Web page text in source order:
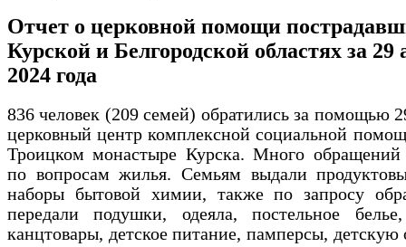
Отчет о церковной помощи
Курской и Белгородской областях за 29
2024 года
836 человек (209 семей) обратились за помощью
церковный центр комплексной социальной
Троицком монастыре Курска. Много обращений
по вопросам жилья. Семьям выдали
наборы бытовой химии, также по запросу
передали подушки, одеяла, постельное
канцтовары, детское питание, памперсы, детскую